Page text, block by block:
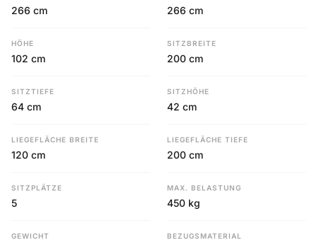
266 cm 266 cm
HÖHE
102 cm
SITZBREITE
200 cm
SITZTIEFE
64 cm
SITZHÖHE
42 cm
LIEGEFLÄCHE BREITE
120 cm
LIEGEFLÄCHE TIEFE
200 cm
SITZPLÄTZE
5
MAX. BELASTUNG
450 kg
GEWICHT BEZUGSMATERIAL